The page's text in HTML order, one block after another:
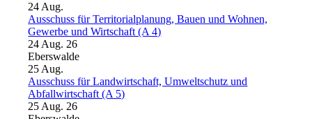
24 Aug.
Ausschuss für Territorialplanung, Bauen und Wohnen,
Gewerbe und Wirtschaft (A 4)
24 Aug. 26
Eberswalde
25 Aug.
Ausschuss für Landwirtschaft, Umweltschutz und
Abfallwirtschaft (A 5)
25 Aug. 26